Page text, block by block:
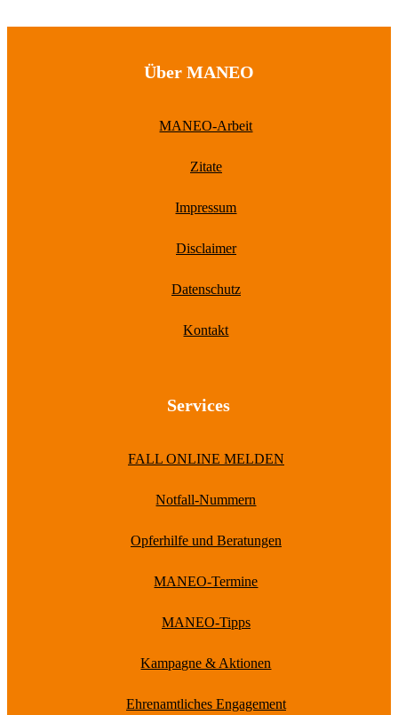
Über MANEO
MANEO-Arbeit
Zitate
Impressum
Disclaimer
Datenschutz
Kontakt
Services
FALL ONLINE MELDEN
Notfall-Nummern
Opferhilfe und Beratungen
MANEO-Termine
MANEO-Tipps
Kampagne & Aktionen
Ehrenamtliches Engagement